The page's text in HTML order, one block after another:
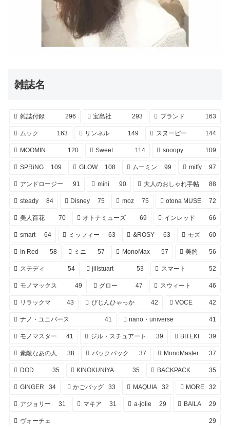
雑誌名
雑誌付録 296 宝島社 293 ブランド 163
ムック 163 リンネル 149 スヌーピー 144
MOOMIN 120 Sweet 114 snoopy 109
SPRiNG 109 GLOW 108 ムーミン 99 miffy 97
アンドロージー 91 mini 90 大人のおしゃれ手帖 88
steady 84 Disney 75 moz 75 otona MUSE 72
美人百花 70 オトナミューズ 69 インレッド 66
smart 64 ミッフィー 63 &ROSY 63 モズ 60
In Red 58 ミニ 57 MonoMax 57 美的 56
ステディ 54 jillstuart 53 スマート 52
モノマックス 49 グロー 47 スウィート 46
リラックマ 43 びじんひゃっか 42 VOCE 42
ナノ・ユニバース 41 nano・universe 41
モノマスター 41 ジル・スチュアート 39 BITEKI 39
素敵なあの人 38 バックパック 37 MonoMaster 37
DOD 35 KINOKUNIYA 35 BACKPACK 35
GINGER 34 かごバッグ 33 MAQUIA 32 MORE 32
アジョリー 31 マキア 31 a-jolie 29 BAILA 29
ヴォーチェ 29